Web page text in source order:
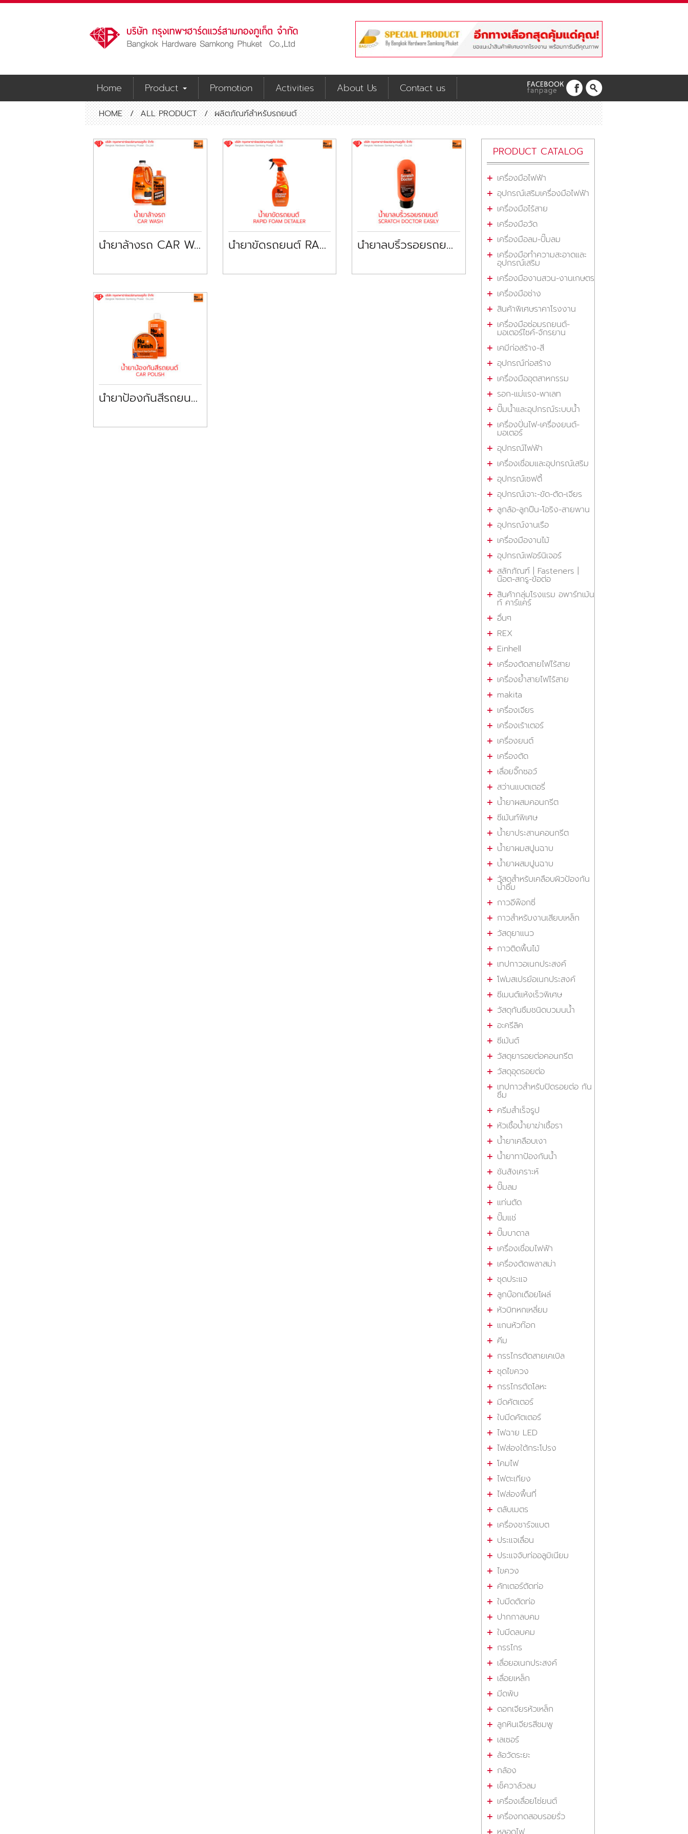
Home Product Promotion Activities About Us Contact us
HOME / ALL PRODUCT / ผลิตภัณฑ์สำหรับรถยนต์
น้ำยาล้างรถ CAR WASH NU FINISH น้ำยาขัดรถยนต์ RAPID FOAM DETAILER NU FINISH น้ำยาลบริ้วรอยรถยนต์ SCRATCH DOCTOR EASILY NU FINISH
น้ำยาป้องกันสีรถยนต์ CAR POLISH NU FINISH
PRODUCT CATALOG
เครื่องมือไฟฟ้า
อุปกรณ์เสริมเครื่องมือไฟฟ้า
เครื่องมือไร้สาย
เครื่องมือวัด
เครื่องมือลม-ปั๊มลม
เครื่องมือทำความสะอาดและ
อุปกรณ์เสริม
เครื่องมืองานสวน-งานเกษตร
เครื่องมือช่าง
สินค้าพิเศษราคาโรงงาน
เครื่องมือซ่อมรถยนต์-
มอเตอร์ไซค์-จักรยาน
เคมีก่อสร้าง-สี
อุปกรณ์ก่อสร้าง
เครื่องมืออุตสาหกรรม
รอก-แม่แรง-พาเลท
ปั๊มน้ำและอุปกรณ์ระบบน้ำ
เครื่องปั่นไฟ-เครื่องยนต์-
มอเตอร์
อุปกรณ์ไฟฟ้า
เครื่องเชื่อมและอุปกรณ์เสริม
อุปกรณ์เซฟตี้
อุปกรณ์เจาะ-ขัด-ตัด-เจียร
ลูกล้อ-ลูกปืน-โอริง-สายพาน
อุปกรณ์งานเรือ
เครื่องมืองานไม้
อุปกรณ์เฟอร์นิเจอร์
สลักภัณฑ์ | Fasteners |
น๊อต-สกรู-ข้อต่อ
สินค้ากลุ่มโรงแรม อพาร์ทเม้น
ท์ คาร์แคร์
อื่นๆ
REX
Einhell
เครื่องตัดสายไฟไร้สาย
เครื่องย้ำสายไฟไร้สาย
makita
เครื่องเจียร
เครื่องเร้าเตอร์
เครื่องยนต์
เครื่องตัด
เลื่อยจิ๊กซอว์
สว่านแบตเตอรี่
น้ำยาผสมคอนกรีต
ซีเม้นท์พิเศษ
น้ำยาประสานคอนกรีต
น้ำยาผมสปูนฉาบ
น้ำยาผสมปูนฉาบ
วัสดุสำหรับเคลือบผิวป้องกัน
น้ำซึม
กาวอีพ๊อกซี่
กาวสำหรับงานเสียบเหล็ก
วัสดุยาแนว
กาวติดพื้นไม้
เทปกาวอเนกประสงค์
โฟมสเปรย์อเนกประสงค์
ซีเมนต์แห้งเร็วพิเศษ
วัสดุกันซึมชนิดบวมนน้ำ
อะครีลิค
ซีเม้นต์
วัสดุยารอยต่อคอนกรีต
วัสดุอุดรอยต่อ
เทปกาวสำหรับปิดรอยต่อ กัน
ซึม
ครีมสำเร็จรูป
หัวเชื้อน้ำยาฆ่าเชื้อรา
น้ำยาเคลือบเงา
น้ำยาทาป้องกันน้ำ
ชันสังเคราะห์
ปั๊มลม
แท่นตัด
ปั๊มแช่
ปั๊มบาดาล
เครื่องเชื่อมไฟฟ้า
เครื่องตัดพลาสม่า
ชุดประแจ
ลูกบ๊อกเดือยโผล่
หัวบิทหกเหลี่ยม
แกนหัวท๊อก
คีม
กรรไกรตัดสายเคเบิล
ชุดไขควง
กรรไกรตัดโลหะ
มีดคัตเตอร์
ใบมีดคัตเตอร์
ไฟฉาย LED
ไฟส่องใต้กระโปรง
โคมไฟ
ไฟตะเกียง
ไฟส่องพื้นที่
ตลับเมตร
เครื่องชาร์จแบต
ประแจเลื่อน
ประแจจับท่ออลูมิเนียม
ไขควง
คัทเตอร์ตัดท่อ
ใบมีดตัดท่อ
ปากกาลบคม
ใบมีดลบคม
กรรไกร
เลื่อยอเนกประสงค์
เลื่อยเหล็ก
มีดพับ
ดอกเจียรหัวเหล็ก
ลูกหินเจียรสีชมพู
เลเซอร์
ล้อวัดระยะ
กล้อง
เช็ควาล์วลม
เครื่องเลื่อยโซ่ยนต์
เครื่องทดสอบรอยรั่ว